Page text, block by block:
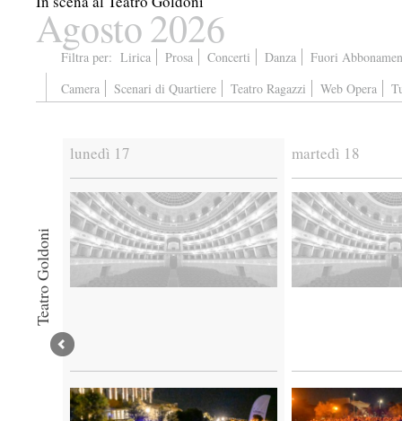
Agosto2026
Filtra per: Lirica Prosa Concerti Danza Fuori
Camera
Scenari di Quartiere Teatro Ragazzi Web Opera
Teatro Goldoni
lunedì 17 martedì 18